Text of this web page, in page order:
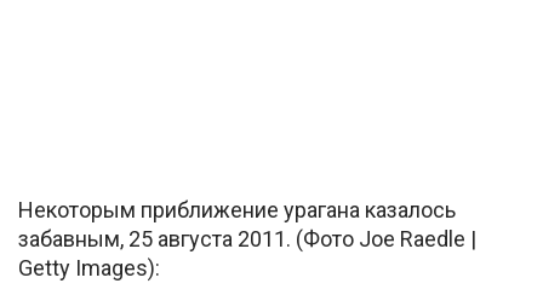
Некоторым приближение урагана казалось
забавным, 25 августа 2011. (Фото Joe Raedle |
Getty Images):